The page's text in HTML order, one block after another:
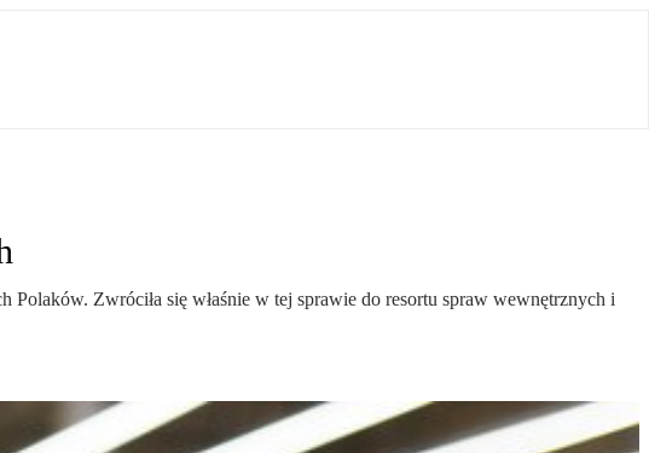
Zwróciła się właśnie w tej sprawie do resortu spraw wewnętrznych i